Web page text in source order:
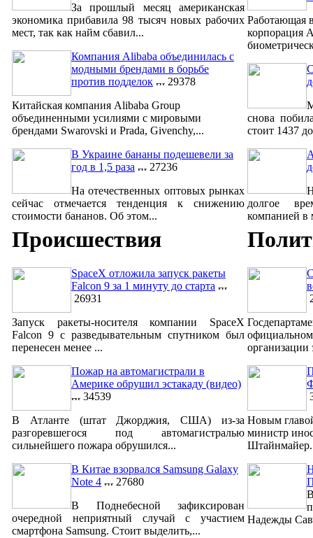
За прошлый месяц американская
экономика прибавила 98 тысяч новых рабочих
мест, так как найм сбавил...
Компания Alibaba объединилась с
модными брендами в борьбе
против подделок
29378
Китайская компания Alibaba Group
объединенными усилиями с мировыми
брендами Swarovski и Prada, Givenchy,...
В Украине бананы подешевели за
год в 1,5 раза
27236
На отечественных оптовых рынках
сейчас отмечается тенденция к снижению
стоимости бананов. Об этом...
Работающая
корпорация
снова
стоит 1437
долгое
компанией в
Происшествия
SpaceX отложила запуск ракеты
Falcon 9 за 1 минуту до старта
26931
Запуск ракеты-носителя компании SpaceX
Falcon 9 с разведывательным спутником был
перенесен менее ...
Пожар на автомагистрали в
Америке обрушил эстакаду (видео)
34539
В Атланте (штат Джорджия, США) из-за
разгоревшегося под автомагистралью
сильнейшего пожара обрушился...
В Китае взорвался Samsung Galaxy
Note 4
27680
В Поднебесной зафиксирован
очередной неприятный случай с участием
смартфона Samsung. Стоит выделить,...
организации
Новым
министр
Надежды